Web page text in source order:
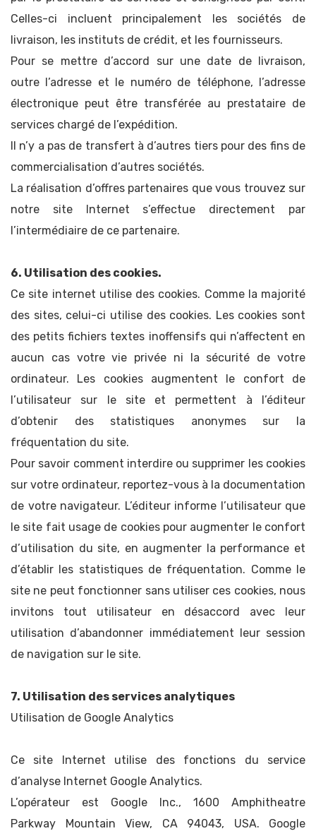
Celles-ci incluent principalement les sociétés de
livraison, les instituts de crédit, et les fournisseurs.
Pour se mettre d’accord sur une date de livraison,
outre l’adresse et le numéro de téléphone, l’adresse
électronique peut être transférée au prestataire de
services chargé de l’expédition.
Il n’y a pas de transfert à d’autres tiers pour des fins de
commercialisation d’autres sociétés.
La réalisation d’offres partenaires que vous trouvez sur
notre site Internet s’effectue directement par
l’intermédiaire de ce partenaire.
6. Utilisation des cookies.
Ce site internet utilise des cookies. Comme la majorité
des sites, celui-ci utilise des cookies. Les cookies sont
des petits fichiers textes inoffensifs qui n’affectent en
aucun cas votre vie privée ni la sécurité de votre
ordinateur. Les cookies augmentent le confort de
l’utilisateur sur le site et permettent à l’éditeur
d’obtenir des statistiques anonymes sur la
fréquentation du site.
Pour savoir comment interdire ou supprimer les cookies
sur votre ordinateur, reportez-vous à la documentation
de votre navigateur. L’éditeur informe l’utilisateur que
le site fait usage de cookies pour augmenter le confort
d’utilisation du site, en augmenter la performance et
d’établir les statistiques de fréquentation. Comme le
site ne peut fonctionner sans utiliser ces cookies, nous
invitons tout utilisateur en désaccord avec leur
utilisation d’abandonner immédiatement leur session
de navigation sur le site.
7. Utilisation des services analytiques
Utilisation de Google Analytics
Ce site Internet utilise des fonctions du service
d’analyse Internet Google Analytics.
L’opérateur est Google Inc., 1600 Amphitheatre
Parkway Mountain View, CA 94043, USA. Google